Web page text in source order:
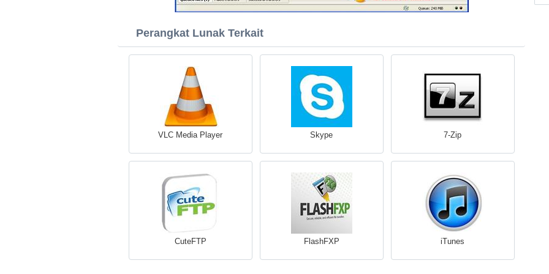
Perangkat Lunak Terkait
VLC Media Player Skype 7-Zip
CuteFTP FlashFXP iTunes